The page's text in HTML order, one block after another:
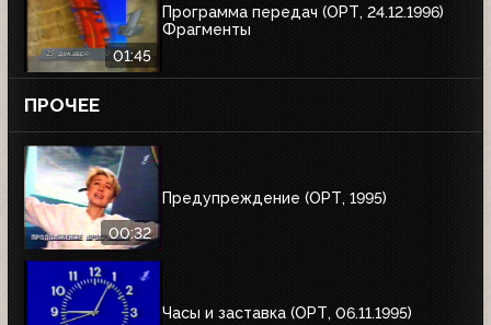
01:45
Программа передач (ОРТ, 24.12.1996)
Фрагменты
ПРОЧЕЕ
00:32
Предупреждение (ОРТ, 1995)
Часы и заставка (ОРТ, 06.11.1995)